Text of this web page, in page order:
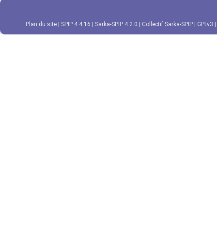
Plan du site SPIP 4.4.16 Sarka-SPIP 4.2.0 Collectif Sarka-SPIP GPLv3